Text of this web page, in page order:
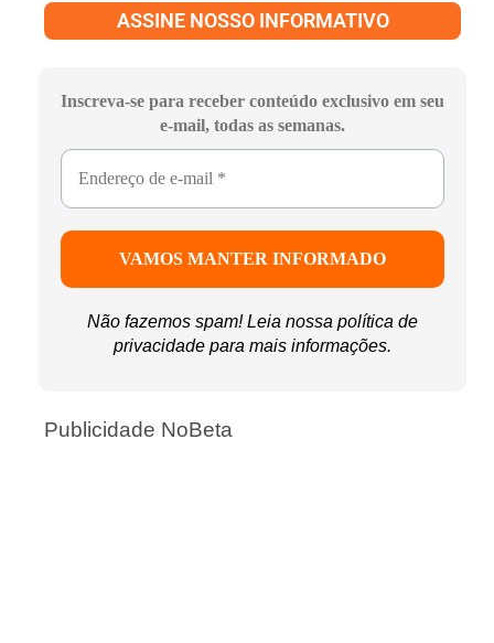
ASSINE NOSSO INFORMATIVO
Inscreva-se para receber conteúdo exclusivo em seu
e-mail, todas as semanas.
Não fazemos spam! Leia nossa política de
privacidade para mais informações.
Publicidade NoBeta